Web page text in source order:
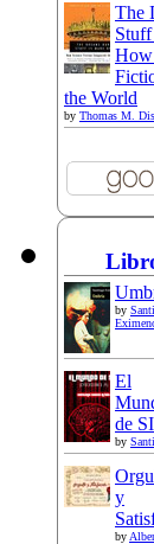
The
How
the World
by Thomas M.
by
El
de
by
y
by